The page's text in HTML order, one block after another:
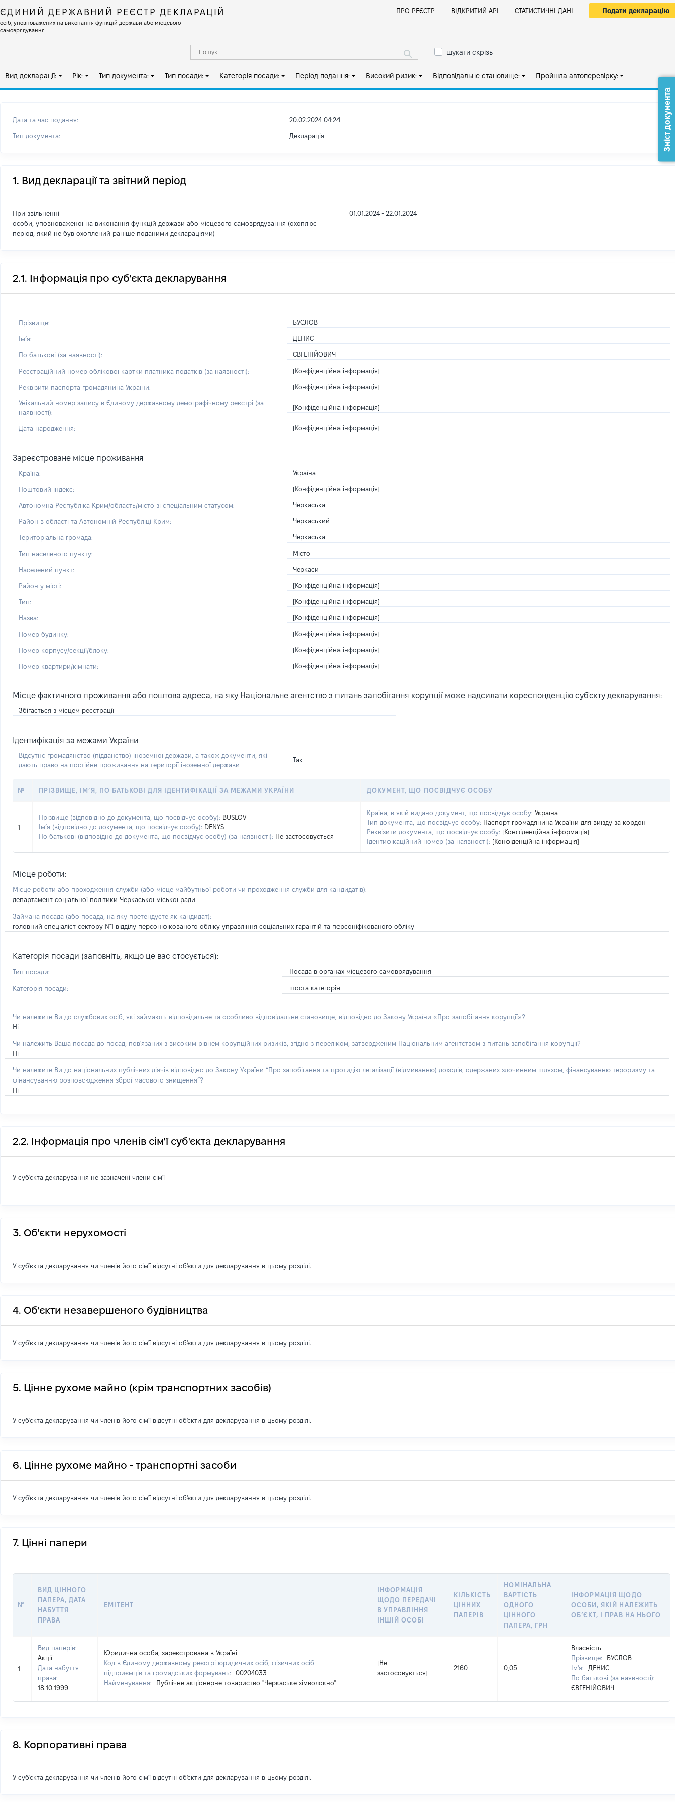
ЄДИНИЙ ДЕРЖАВНИЙ РЕЄСТР ДЕКЛАРАЦІЙ
осіб, уповноважених на виконання функцій держави або місцевого
самоврядування
ПРО РЕЄСТР ВІДКРИТИЙ АРІ СТАТИСТИЧНІ ДАНІ Подати декларацію
шукати скрізь
Вид декларації: Рік: Тип документа: Тип посади: Категорія посади: Період подання: Високий ризик: Відповідальне становище: Пройшла автоперевірку:
Дата та час подання: 20.02.2024 04:24
Тип документа: Декларація
1. Вид декларації та звітний період
При звільненні
особи, уповноваженої на виконання функцій держави або місцевого самоврядування (охоплює
період, який не був охоплений раніше поданими деклараціями)
01.01.2024 - 22.01.2024
2.1. Інформація про суб'єкта декларування
Прізвище: БУСЛОВ
Імʼя: ДЕНИС
По батькові (за наявності): ЄВГЕНІЙОВИЧ
Реєстраційний номер облікової картки платника податків (за наявності): [Конфіденційна інформація]
Реквізити паспорта громадянина України: [Конфіденційна інформація]
Унікальний номер запису в Єдиному державному демографічному реєстрі (за
наявності):
[Конфіденційна інформація]
Дата народження: [Конфіденційна інформація]
Зареєстроване місце проживання
Країна: Україна
Поштовий індекс: [Конфіденційна інформація]
Автономна Республіка Крим/область/місто зі спеціальним статусом: Черкаська
Район в області та Автономній Республіці Крим: Черкаський
Територіальна громада: Черкаська
Тип населеного пункту: Місто
Населений пункт: Черкаси
Район у місті: [Конфіденційна інформація]
Тип: [Конфіденційна інформація]
Назва: [Конфіденційна інформація]
Номер будинку: [Конфіденційна інформація]
Номер корпусу/секції/блоку: [Конфіденційна інформація]
Номер квартири/кімнати: [Конфіденційна інформація]
Місце фактичного проживання або поштова адреса, на яку Національне агентство з питань запобігання корупції може надсилати кореспонденцію суб'єкту декларування:
Збігається з місцем реєстрації
Ідентифікація за межами України
Відсутнє громадянство (підданство) іноземної держави, а також документи, які
дають право на постійне проживання на території іноземної держави
Так
№ ПРІЗВИЩЕ, ІМ’Я, ПО БАТЬКОВІ ДЛЯ ІДЕНТИФІКАЦІЇ ЗА МЕЖАМИ УКРАЇНИ ДОКУМЕНТ, ЩО ПОСВІДЧУЄ ОСОБУ
1
Прізвище (відповідно до документа, що посвідчує особу): BUSLOV
Ім’я (відповідно до документа, що посвідчує особу): DENYS
По батькові (відповідно до документа, що посвідчує особу) (за наявності): Не застосовується
Країна, в якій видано документ, що посвідчує особу: Україна
Тип документа, що посвідчує особу: Паспорт громадянина України для виїзду за кордон
Реквізити документа, що посвідчує особу: [Конфіденційна інформація]
Ідентифікаційний номер (за наявності): [Конфіденційна інформація]
Місце роботи:
Місце роботи або проходження служби (або місце майбутньої роботи чи проходження служби для кандидатів):
департамент соціальної політики Черкаської міської ради
Займана посада (або посада, на яку претендуєте як кандидат):
головний спеціаліст сектору №1 відділу персоніфікованого обліку управління соціальних гарантій та персоніфікованого обліку
Категорія посади (заповніть, якщо це вас стосується):
Тип посади: Посада в органах місцевого самоврядування
Категорія посади: шоста категорія
Чи належите Ви до службових осіб, які займають відповідальне та особливо відповідальне становище, відповідно до Закону України «Про запобігання корупції»?
Ні
Чи належить Ваша посада до посад, пов'язаних з високим рівнем корупційних ризиків, згідно з переліком, затвердженим Національним агентством з питань запобігання корупції?
Ні
Чи належите Ви до національних публічних діячів відповідно до Закону України “Про запобігання та протидію легалізації (відмиванню) доходів, одержаних злочинним шляхом, фінансуванню тероризму та
фінансуванню розповсюдження зброї масового знищення”?
Ні
2.2. Інформація про членів сім'ї суб'єкта декларування
У суб'єкта декларування не зазначені члени сім'ї
3. Об'єкти нерухомості
У суб'єкта декларування чи членів його сім'ї відсутні об'єкти для декларування в цьому розділі.
4. Об'єкти незавершеного будівництва
У суб'єкта декларування чи членів його сім'ї відсутні об'єкти для декларування в цьому розділі.
5. Цінне рухоме майно (крім транспортних засобів)
У суб'єкта декларування чи членів його сім'ї відсутні об'єкти для декларування в цьому розділі.
6. Цінне рухоме майно - транспортні засоби
У суб'єкта декларування чи членів його сім'ї відсутні об'єкти для декларування в цьому розділі.
7. Цінні папери
№
ВИД ЦІННОГО
ПАПЕРА, ДАТА
НАБУТТЯ
ПРАВА
ЕМІТЕНТ
ІНФОРМАЦІЯ
ЩОДО ПЕРЕДАЧІ
В УПРАВЛІННЯ
ІНШІЙ ОСОБІ
КІЛЬКІСТЬ
ЦІННИХ
ПАПЕРІВ
НОМІНАЛЬНА
ВАРТІСТЬ
ОДНОГО
ЦІННОГО
ПАПЕРА, ГРН
ІНФОРМАЦІЯ ЩОДО
ОСОБИ, ЯКІЙ НАЛЕЖИТЬ
ОБʼЄКТ, І ПРАВ НА НЬОГО
1
Вид паперів:
Акції
Дата набуття
права:
18.10.1999
Юридична особа, зареєстрована в Україні
Код в Єдиному державному реєстрі юридичних осіб, фізичних осіб –
підприємців та громадських формувань:
00204033
Найменування:
Публічне акціонерне товариство "Черкаське хімволокно"
[Не
застосовується]
2160 0,05
Власність
Прізвище:
БУСЛОВ
Ім'я:
ДЕНИС
По батькові (за наявності):
ЄВГЕНІЙОВИЧ
8. Корпоративні права
У суб'єкта декларування чи членів його сім'ї відсутні об'єкти для декларування в цьому розділі.
Зміст документа